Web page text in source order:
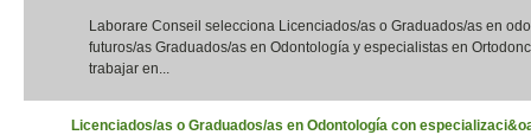
Laborare Conseil selecciona Licenciados/as o Graduados/as en
futuros/as Graduados/as en Odontología y especialistas en
trabajar en...
Licenciados/as o Graduados/as en Odontología con